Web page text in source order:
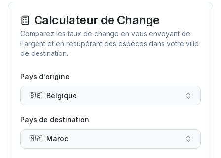
Calculateur de Change
Comparez les taux de change en vous envoyant de
l'argent et en récupérant des espèces dans votre ville
de destination.
Pays d'origine
🇧🇪 Belgique
Pays de destination
🇲🇦 Maroc